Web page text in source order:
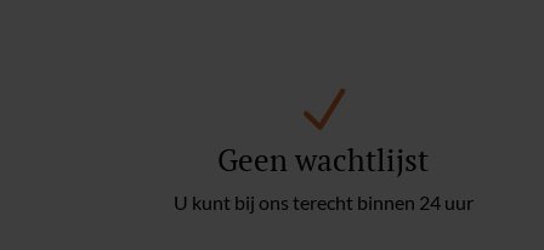
N
Geen wachtlijst
U kunt bij ons terecht binnen 24 uur